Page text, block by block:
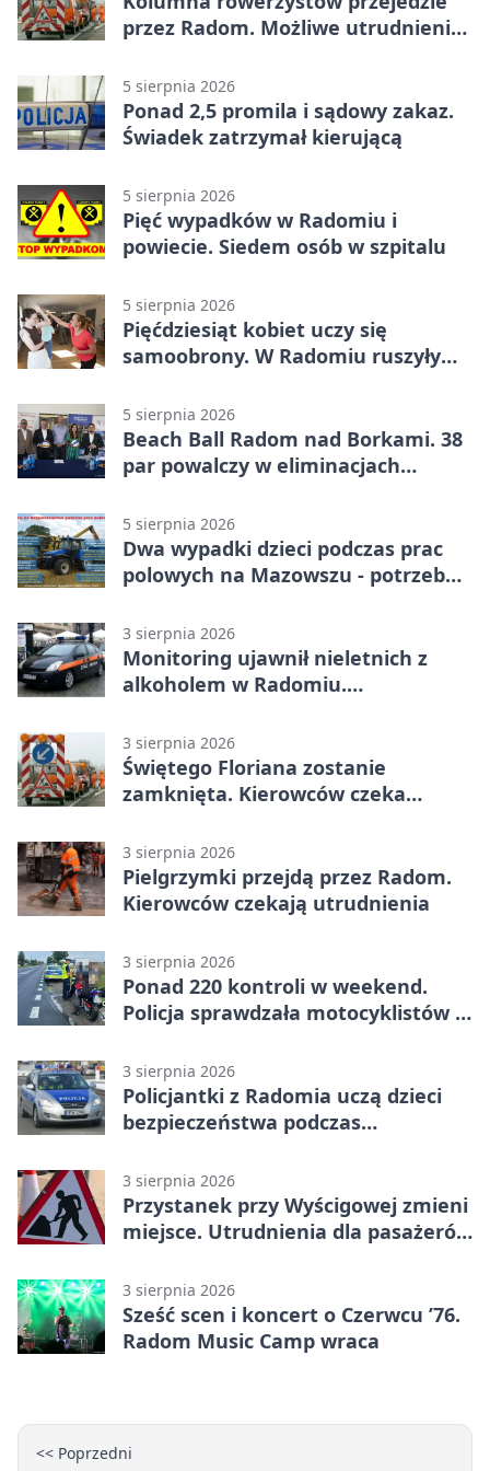
przez Radom. Możliwe utrudnienia
5 sierpnia 2026
Ponad 2,5 promila i sądowy zakaz.
Świadek zatrzymał kierującą
5 sierpnia 2026
Pięć wypadków w Radomiu i
powiecie. Siedem osób w szpitalu
5 sierpnia 2026
Pięćdziesiąt kobiet uczy się
samoobrony. W Radomiu ruszyły
5 sierpnia 2026
Beach Ball Radom nad Borkami. 38
par powalczy w eliminacjach
5 sierpnia 2026
Dwa wypadki dzieci podczas prac
polowych na Mazowszu - potrzebna
3 sierpnia 2026
Monitoring ujawnił nieletnich z
alkoholem w Radomiu.
3 sierpnia 2026
Świętego Floriana zostanie
zamknięta. Kierowców czeka
3 sierpnia 2026
Pielgrzymki przejdą przez Radom.
Kierowców czekają utrudnienia
3 sierpnia 2026
Ponad 220 kontroli w weekend.
Policja sprawdzała motocyklistów w
3 sierpnia 2026
Policjantki z Radomia uczą dzieci
bezpieczeństwa podczas
3 sierpnia 2026
Przystanek przy Wyścigowej zmieni
miejsce. Utrudnienia dla pasażerów
3 sierpnia 2026
Sześć scen i koncert o Czerwcu ’76.
Radom Music Camp wraca
<< Poprzedni